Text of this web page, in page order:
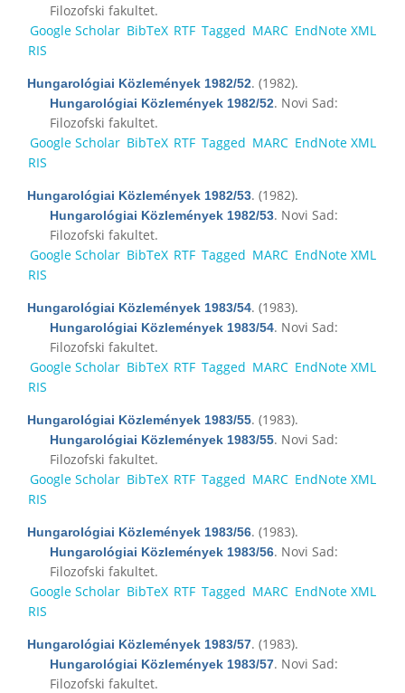
Filozofski fakultet.
Google Scholar BibTeX RTF Tagged MARC EndNote XML
RIS
Hungarológiai Közlemények 1982/52. (1982).
Hungarológiai Közlemények 1982/52. Novi Sad:
Filozofski fakultet.
Google Scholar BibTeX RTF Tagged MARC EndNote XML
RIS
Hungarológiai Közlemények 1982/53. (1982).
Hungarológiai Közlemények 1982/53. Novi Sad:
Filozofski fakultet.
Google Scholar BibTeX RTF Tagged MARC EndNote XML
RIS
Hungarológiai Közlemények 1983/54. (1983).
Hungarológiai Közlemények 1983/54. Novi Sad:
Filozofski fakultet.
Google Scholar BibTeX RTF Tagged MARC EndNote XML
RIS
Hungarológiai Közlemények 1983/55. (1983).
Hungarológiai Közlemények 1983/55. Novi Sad:
Filozofski fakultet.
Google Scholar BibTeX RTF Tagged MARC EndNote XML
RIS
Hungarológiai Közlemények 1983/56. (1983).
Hungarológiai Közlemények 1983/56. Novi Sad:
Filozofski fakultet.
Google Scholar BibTeX RTF Tagged MARC EndNote XML
RIS
Hungarológiai Közlemények 1983/57. (1983).
Hungarológiai Közlemények 1983/57. Novi Sad:
Filozofski fakultet.